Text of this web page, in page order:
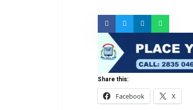
Share this:
Facebook
X